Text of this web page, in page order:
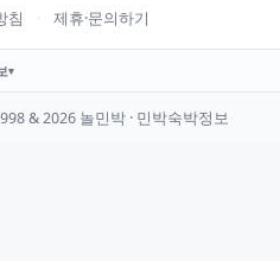
침 · 제휴·문의하기
& 2026 놀민박 · 민박숙박정보